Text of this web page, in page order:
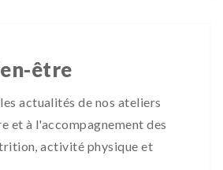
être
actualités de nos ateliers
et à l'accompagnement des
activité physique et